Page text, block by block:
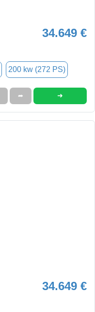
34.649 €
200 kw (272 PS)
➦ ➜
34.649 €